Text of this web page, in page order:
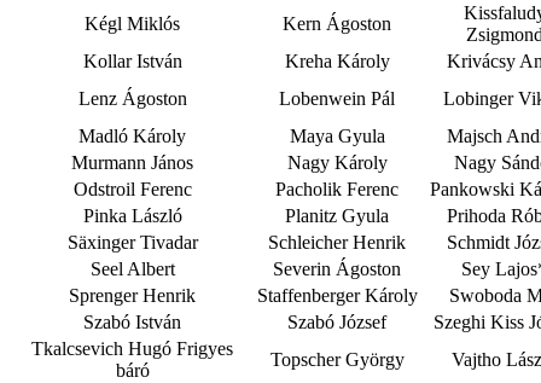
Kégl Miklós
Kern Ágoston
Kollar István
Kreha Károly
Krivácsy
Lenz Ágoston
Lobenwein Pál
Lobinger
Madló Károly
Maya Gyula
Majsch
Murmann János
Nagy Károly
Nagy
Odstroil Ferenc
Pacholik Ferenc
Pankowski
Pinka László
Planitz Gyula
Prihoda
Säxinger Tivadar
Schleicher Henrik
Schmidt
Seel Albert
Severin Ágoston Sey Lajos
Sprenger Henrik
Staffenberger Károly
Swoboda
Szabó István
Szabó József
Szeghi Kiss
Tkalcsevich Hugó Frigyes
báró
Topscher György Vajtho